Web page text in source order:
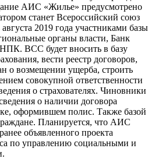
АИС «Жилье» предусмотрено
станет Всероссийский союз
2019 года участниками базы
органы власти, Банк
ВСС будет вносить в базу
вести реестр договоров,
о возмещении ущерба, строить
совокупной ответственности
о страхователях. Чиновники
о наличии договора
оформившем полис. Также базой
Планируется, что АИС
объявленного проекта
по управлению социальными и